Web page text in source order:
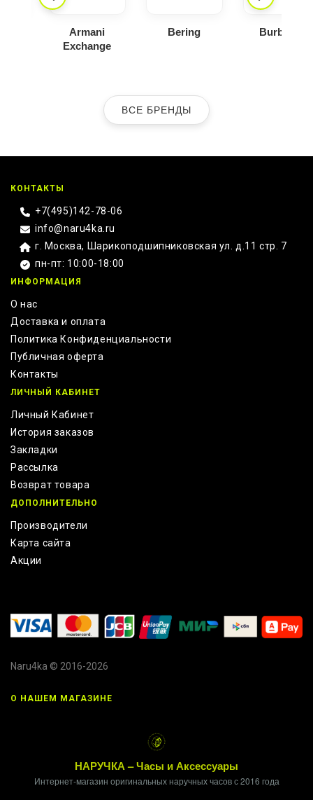
Armani
Exchange
Bering Burberry
ВСЕ БРЕНДЫ
КОНТАКТЫ
+7(495)142-78-06
info@naru4ka.ru
г. Москва, Шарикоподшипниковская ул. д.11 стр. 7
пн-пт: 10:00-18:00
ИНФОРМАЦИЯ
О нас
Доставка и оплата
Политика Конфиденциальности
Публичная оферта
Контакты
ЛИЧНЫЙ КАБИНЕТ
Личный Кабинет
История заказов
Закладки
Рассылка
Возврат товара
ДОПОЛНИТЕЛЬНО
Производители
Карта сайта
Акции
Naru4ka © 2016-2026
О НАШЕМ МАГАЗИНЕ
НАРУЧКА – Часы и Аксессуары
Интернет-магазин оригинальных наручных часов с 2016 года